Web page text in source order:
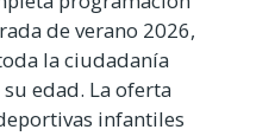
de verano 2026,
la ciudadanía
edad. La oferta
infantiles